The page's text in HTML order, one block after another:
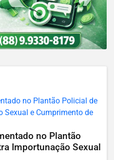
no Plantão
Importunação Sexual